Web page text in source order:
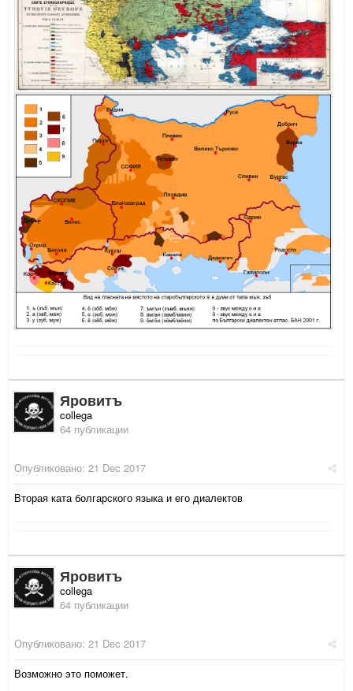
Яровитъ
collega
64 публикации
Опубликовано: 21 Dec 2017
Вторая ката болгарского языка и его диалектов
Яровитъ
collega
64 публикации
Опубликовано: 21 Dec 2017
Возможно это поможет.